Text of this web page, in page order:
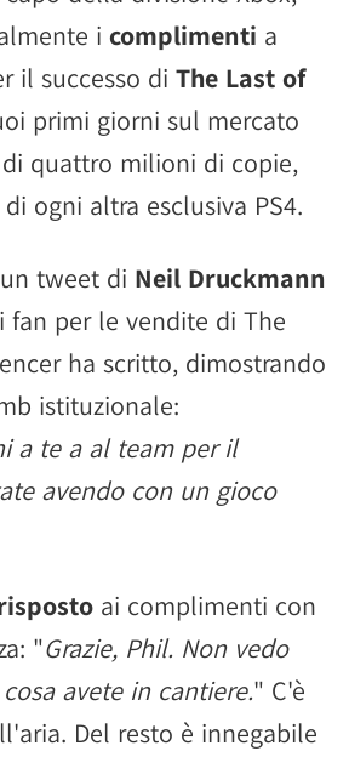
i complimenti a
il successo di The Last of
primi giorni sul mercato
quattro milioni di copie,
ogni altra esclusiva PS4.
tweet di Neil Druckmann
fan per le vendite di The
ha scritto, dimostrando
istituzionale:
a te a al team per il
avendo con un gioco
ai complimenti con
"Grazie, Phil. Non vedo
avete in cantiere." C'è
Del resto è innegabile